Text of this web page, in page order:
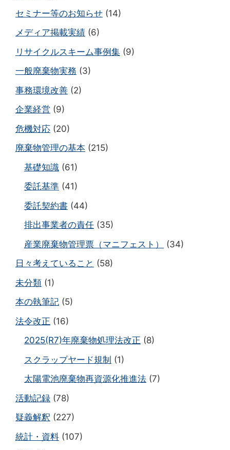
セミナー等のお知らせ (14)
メディア掲載実績 (6)
リサイクルスキーム事例集 (9)
一般廃棄物実務 (3)
事務環境改善 (2)
企業経営 (9)
危機対応 (20)
廃棄物管理の基本 (215)
基礎知識 (61)
委託基準 (41)
委託契約書 (44)
排出事業者の責任 (35)
産業廃棄物管理票（マニフェスト）
(34)
日々考えていること (58)
未分類 (1)
本の執筆記 (5)
法令改正 (16)
2025(R7)年廃棄物処理法改正 (8)
スクラップヤード規制 (1)
太陽電池廃棄物再資源化推進法 (7)
活動記録 (78)
疑義解釈 (227)
統計・資料 (107)